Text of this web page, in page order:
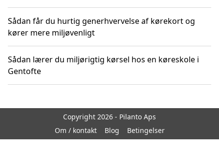
Sådan får du hurtig generhvervelse af kørekort og
kører mere miljøvenligt
Sådan lærer du miljørigtig kørsel hos en køreskole i
Gentofte
Copyright 2026 - Pilanto Aps
Om / kontakt
Blog Betingelser